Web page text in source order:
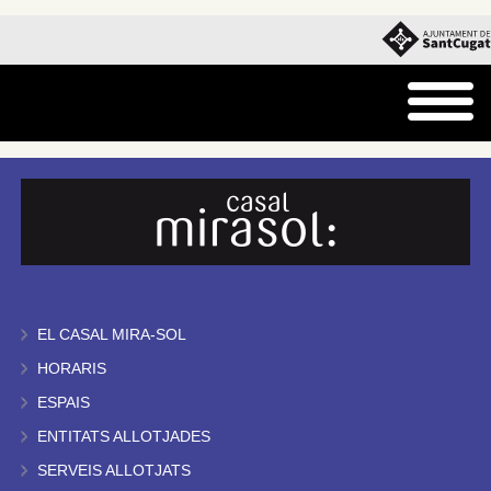
EL CASAL MIRA-SOL
HORARIS
ESPAIS
ENTITATS ALLOTJADES
SERVEIS ALLOTJATS